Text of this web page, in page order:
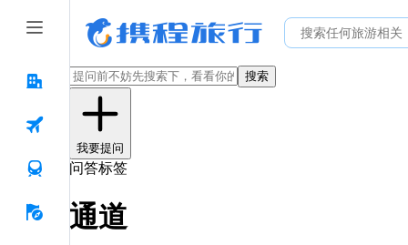
搜索
我要提问
问答标签
通道